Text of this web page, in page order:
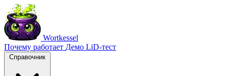
Wortkessel
Почему работает Демо LiD-тест
Справочник